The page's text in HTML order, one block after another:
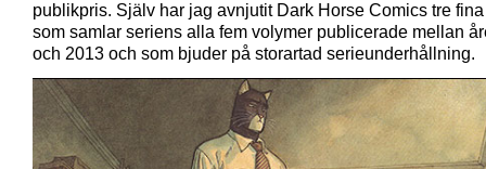
publikpris. Själv har jag avnjutit Dark Horse Comics tre
som samlar seriens alla fem volymer publicerade mellan
och 2013 och som bjuder på storartad serieunderhållning.